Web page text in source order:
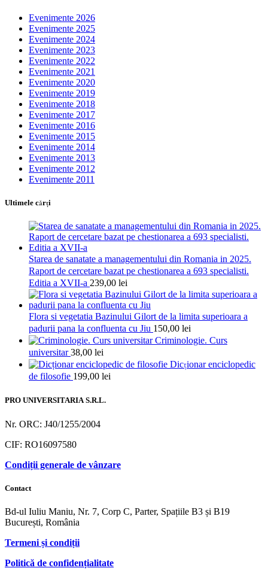
Evenimente 2026
Evenimente 2025
Evenimente 2024
Evenimente 2023
Evenimente 2022
Evenimente 2021
Evenimente 2020
Evenimente 2019
Evenimente 2018
Evenimente 2017
Evenimente 2016
Evenimente 2015
Evenimente 2014
Evenimente 2013
Evenimente 2012
Evenimente 2011
Ultimele cărţi
Starea de sanatate a managementului din Romania in 2025.
Raport de cercetare bazat pe chestionarea a 693 specialisti.
Editia a XVII-a 239,00 lei
Flora si vegetatia Bazinului Gilort de la limita superioara a
padurii pana la confluenta cu Jiu 150,00 lei
Criminologie. Curs
universitar 38,00 lei
Dicționar enciclopedic
de filosofie 199,00 lei
PRO UNIVERSITARIA S.R.L.
Nr. ORC: J40/1255/2004
CIF: RO16097580
Condiții generale de vânzare
Contact
Bd-ul Iuliu Maniu, Nr. 7, Corp C, Parter, Spațiile B3 și B19
București, România
Termeni și condiții
Politică de confidențialitate